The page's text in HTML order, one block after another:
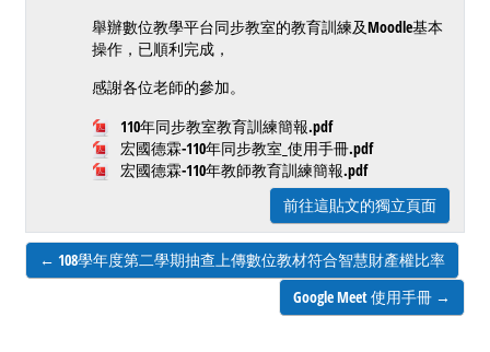
舉辦數位教學平台同步教室的教育訓練及Moodle基本
操作，已順利完成，
感謝各位老師的參加。
110年同步教室教育訓練簡報.pdf
宏國德霖-110年同步教室_使用手冊.pdf
宏國德霖-110年教師教育訓練簡報.pdf
前往這貼文的獨立頁面
← 108學年度第二學期抽查上傳數位教材符合智慧財產權比率
Google Meet 使用手冊 →